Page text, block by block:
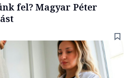
fel? Magyar Péter